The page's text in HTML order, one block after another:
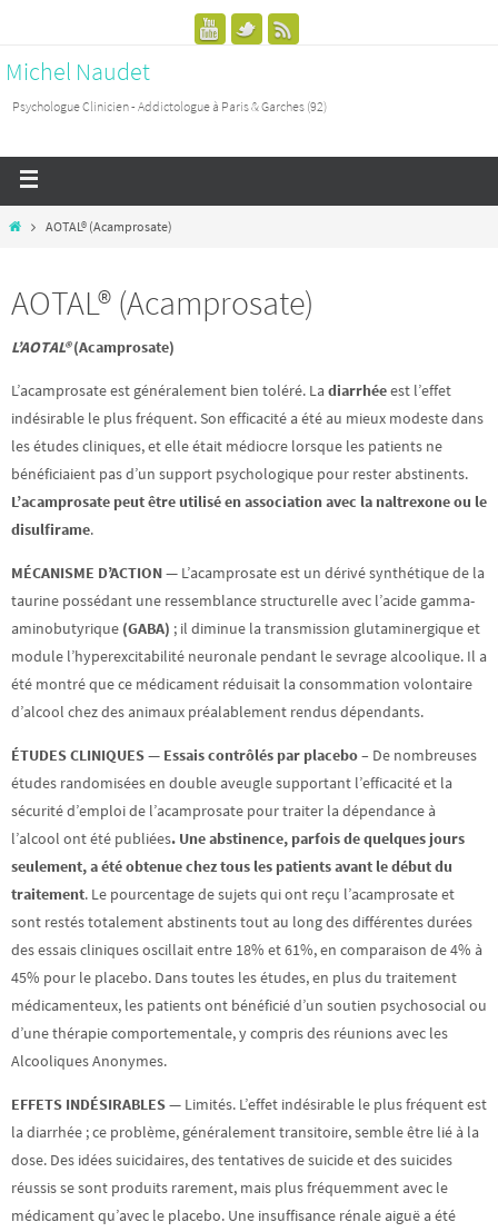
Michel Naudet
Psychologue Clinicien - Addictologue à Paris & Garches (92)
AOTAL® (Acamprosate)
AOTAL® (Acamprosate)
L’AOTAL®(Acamprosate)
L’acamprosate est généralement bien toléré. Ladiarrhéeest l’effet
indésirable le plus fréquent. Son efficacité a été au mieux modeste dans
les études cliniques, et elle était médiocre lorsque les patients ne
bénéficiaient pas d’un support psychologique pour rester abstinents.
L’acamprosate peut être utilisé en association avec la naltrexone ou le
disulfirame.
MÉCANISME D’ACTION — L’acamprosate est un dérivé synthétique de la
taurine possédant une ressemblance structurelle avec l’acide gamma-
aminobutyrique (GABA) ; il diminue la transmission glutaminergique et
module l’hyperexcitabilité neuronale pendant le sevrage alcoolique. Il a
été montré que ce médicament réduisait la consommation volontaire
d’alcool chez des animaux préalablement rendus dépendants.
ÉTUDES CLINIQUES — Essais contrôlés par placebo – De nombreuses
études randomisées en double aveugle supportant l’efficacité et la
sécurité d’emploi de l’acamprosate pour traiter la dépendance à
l’alcool ont été publiées. Une abstinence, parfois de quelques jours
seulement, a été obtenue chez tous les patients avant le début du
traitement. Le pourcentage de sujets qui ont reçu l’acamprosate et
sont restés totalement abstinents tout au long des différentes durées
des essais cliniques oscillait entre 18% et 61%, en comparaison de 4% à
45% pour le placebo. Dans toutes les études, en plus du traitement
médicamenteux, les patients ont bénéficié d’un soutien psychosocial ou
d’une thérapie comportementale, y compris des réunions avec les
Alcooliques Anonymes.
EFFETS INDÉSIRABLES — Limités. L’effet indésirable le plus fréquent est
la diarrhée ; ce problème, généralement transitoire, semble être lié à la
dose. Des idées suicidaires, des tentatives de suicide et des suicides
réussis se sont produits rarement, mais plus fréquemment avec le
médicament qu’avec le placebo. Une insuffisance rénale aiguë a été